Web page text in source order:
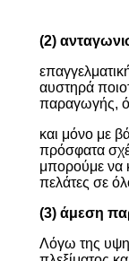
(2)
αυστηρά
παραγωγής,
και μόνο με
πρόσφατα
μπορούμε να
πελάτες σε
(3) άμεση
Λόγω της